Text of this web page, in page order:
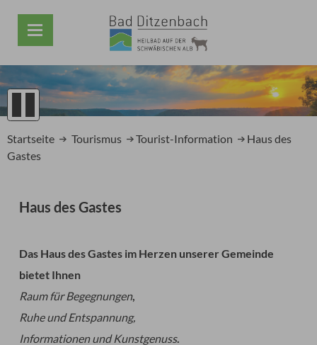
Startseite Tourismus Tourist-Information
Haus des
Gastes
Haus des Gastes
Das Haus des Gastesim Herzen unserer Gemeinde
bietet Ihnen
Raum für Begegnungen,
Ruhe und Entspannung,
Informationen und Kunstgenuss.